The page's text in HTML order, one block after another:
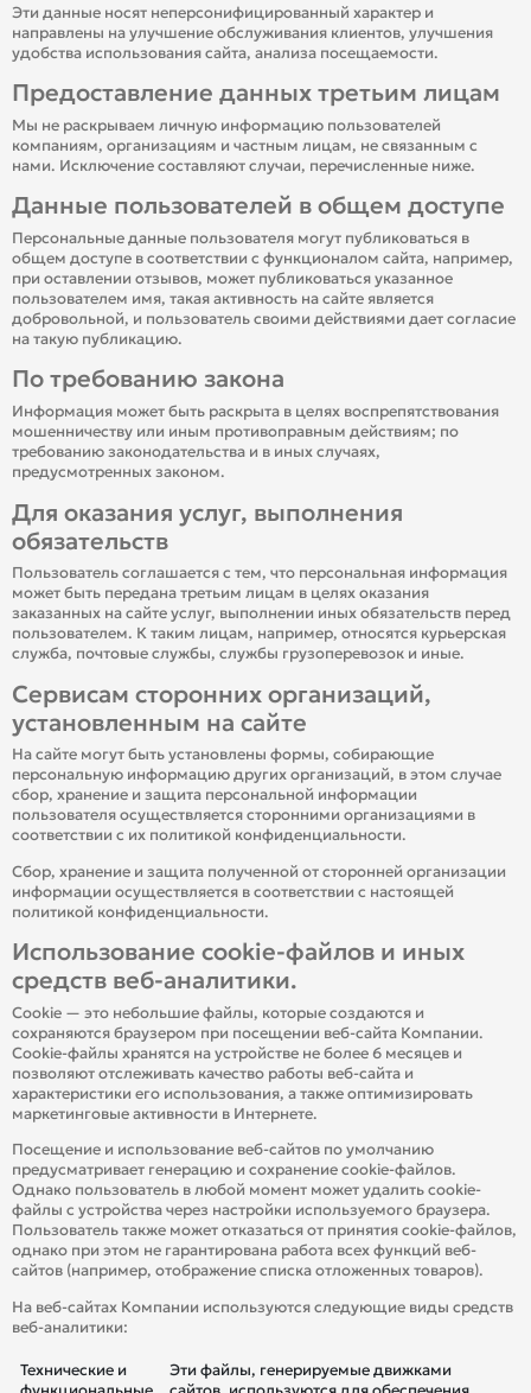
Эти данные носят неперсонифицированный характер и
направлены на улучшение обслуживания клиентов, улучшения
удобства использования сайта, анализа посещаемости.
Предоставление данных третьим лицам
Мы не раскрываем личную информацию пользователей
компаниям, организациям и частным лицам, не связанным с
нами. Исключение составляют случаи, перечисленные ниже.
Данные пользователей в общем доступе
Персональные данные пользователя могут публиковаться в
общем доступе в соответствии с функционалом сайта, например,
при оставлении отзывов, может публиковаться указанное
пользователем имя, такая активность на сайте является
добровольной, и пользователь своими действиями дает согласие
на такую публикацию.
По требованию закона
Информация может быть раскрыта в целях воспрепятствования
мошенничеству или иным противоправным действиям; по
требованию законодательства и в иных случаях,
предусмотренных законом.
Для оказания услуг, выполнения
обязательств
Пользователь соглашается с тем, что персональная информация
может быть передана третьим лицам в целях оказания
заказанных на сайте услуг, выполнении иных обязательств перед
пользователем. К таким лицам, например, относятся курьерская
служба, почтовые службы, службы грузоперевозок и иные.
Сервисам сторонних организаций,
установленным на сайте
На сайте могут быть установлены формы, собирающие
персональную информацию других организаций, в этом случае
сбор, хранение и защита персональной информации
пользователя осуществляется сторонними организациями в
соответствии с их политикой конфиденциальности.
Сбор, хранение и защита полученной от сторонней организации
информации осуществляется в соответствии с настоящей
политикой конфиденциальности.
Использование cookie-файлов и иных
средств веб-аналитики.
Cookie — это небольшие файлы, которые создаются и
сохраняются браузером при посещении веб-сайта Компании.
Cookie-файлы хранятся на устройстве не более 6 месяцев и
позволяют отслеживать качество работы веб-сайта и
характеристики его использования, а также оптимизировать
маркетинговые активности в Интернете.
Посещение и использование веб-сайтов по умолчанию
предусматривает генерацию и сохранение cookie-файлов.
Однако пользователь в любой момент может удалить cookie-
файлы с устройства через настройки используемого браузера.
Пользователь также может отказаться от принятия cookie-файлов,
однако при этом не гарантирована работа всех функций веб-
сайтов (например, отображение списка отложенных товаров).
На веб-сайтах Компании используются следующие виды средств
веб-аналитики:
Технические и
Эти файлы, генерируемые движками